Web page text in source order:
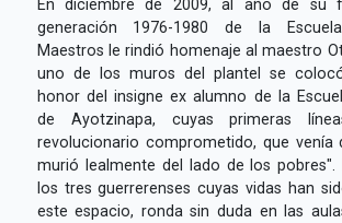
En diciembre de 2009, al año de su
generación 1976-1980 de la
Maestros le rindió homenaje al maestro
uno de los muros del plantel se
honor del insigne ex alumno de la
de Ayotzinapa, cuyas primeras
revolucionario comprometido, que venía
murió lealmente del lado de los pobres".
los tres guerrerenses cuyas vidas han
este espacio, ronda sin duda en las